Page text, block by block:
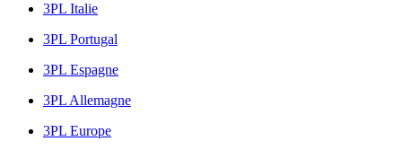
3PL Italie
3PL Portugal
3PL Espagne
3PL Allemagne
3PL Europe